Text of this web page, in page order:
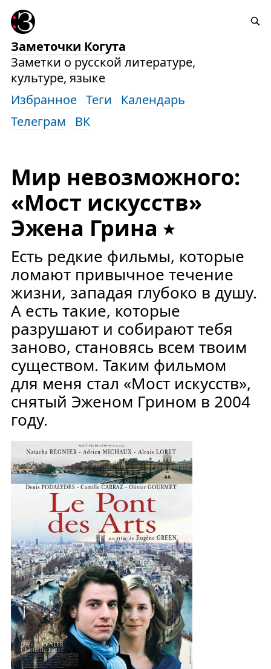
Заметочки Когута
Заметки о русской литературе,
культуре, языке
Избранное Теги
Календарь
Телеграм
ВК
Мир невозможного:
«Мост искусств»
Эжена Грина
Есть редкие фильмы, которые
ломают привычное течение
жизни, западая глубоко в душу.
А есть такие, которые
разрушают и собирают тебя
заново, становясь всем твоим
существом. Таким фильмом
для меня стал «Мост искусств»,
снятый Эженом Грином в 2004
году.